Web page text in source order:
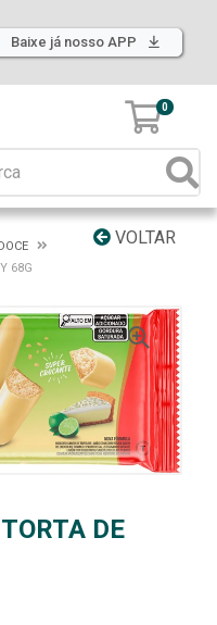
Baixe já nosso APP
0
VOLTAR
68G
DE